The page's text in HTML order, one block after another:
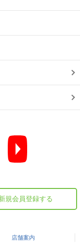
規会員登録する
店舗案内